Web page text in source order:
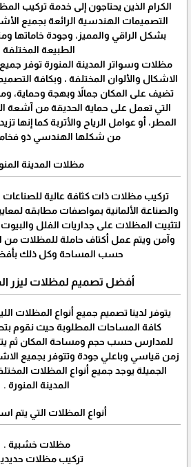
الكرام الذين يحتاجون إلى خدمة تركيب
التصميمات الهندسية الرائعة بجميع
بشكل الراقي والمميز، وجودة خاماتها
الطبيعة المختلفة
مظلات وسواتر المدينة المنورة توفر
الاشكال والألوان المختلفة ، وبكافة
تضيف على المكان جمالاً وبهجة وحماية،
التي تعمل على حماية الحديقة من آشعة
المطر، أو عوامل الرياح والأتربة كما إنها
من شكلها الهندسي ذو
مظلات المدينة
تركيب مظلات ذات كثافة عالية للصناعات
والصناعة الألمانية بمواصفات مطابقه
لتثبيت المظلات على جداريات الفلل
وآمن ويتم عمل أكتاف حاملة للمظلات من
حسب المساحة وكل ذلك
أفضل تصميم لمظلات ليزر
يتوفر لدينا تصميم جميع أنواع المظلات
كافة المساحات المطلوبة حيث نقوم
للمدارس حسب حجم ومساحة المكان ثم
زمن قياسي وباعلي جودة وتتوفر بجميع
الجميلة يوجد جميع أنواع المظلات
المدينة المنورة .
أنواع المظلات التي يتم
مظلات خشبية .
تركيب مظلات